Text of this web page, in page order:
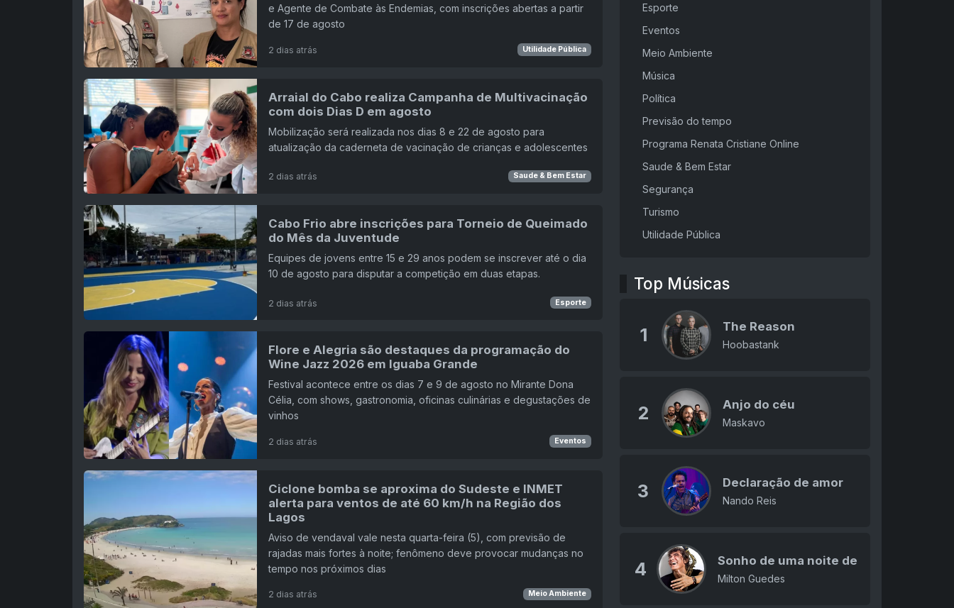
e Agente de Combate às Endemias, com inscrições abertas a partir
de 17 de agosto
2 dias atrás Utilidade Pública
Arraial do Cabo realiza Campanha de Multivacinação
com dois Dias D em agosto
Mobilização será realizada nos dias 8 e 22 de agosto para
atualização da caderneta de vacinação de crianças e adolescentes
2 dias atrás Saude & Bem Estar
Cabo Frio abre inscrições para Torneio de Queimado
do Mês da Juventude
Equipes de jovens entre 15 e 29 anos podem se inscrever até o dia
10 de agosto para disputar a competição em duas etapas.
2 dias atrás Esporte
Flore e Alegria são destaques da programação do
Wine Jazz 2026 em Iguaba Grande
Festival acontece entre os dias 7 e 9 de agosto no Mirante Dona
Célia, com shows, gastronomia, oficinas culinárias e degustações de
vinhos
2 dias atrás Eventos
Ciclone bomba se aproxima do Sudeste e INMET
alerta para ventos de até 60 km/h na Região dos
Lagos
Aviso de vendaval vale nesta quarta-feira (5), com previsão de
rajadas mais fortes à noite; fenômeno deve provocar mudanças no
tempo nos próximos dias
2 dias atrás Meio Ambiente
Esporte
Eventos
Meio Ambiente
Música
Política
Previsão do tempo
Programa Renata Cristiane Online
Saude & Bem Estar
Segurança
Turismo
Utilidade Pública
Top Músicas
1 The Reason
Hoobastank
2 Anjo do céu
Maskavo
3 Declaração de amor
Nando Reis
4 Sonho de uma noite de verão
Milton Guedes